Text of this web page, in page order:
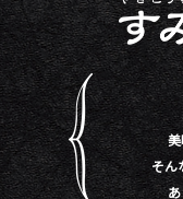
美
そん